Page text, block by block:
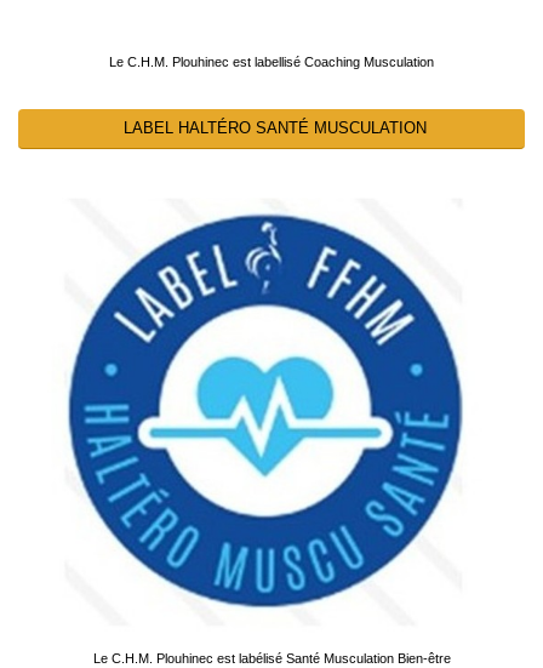
Le C.H.M. Plouhinec est labellisé Coaching Musculation
LABEL HALTÉRO SANTÉ MUSCULATION
Le C.H.M. Plouhinec est labélisé Santé Musculation Bien-être